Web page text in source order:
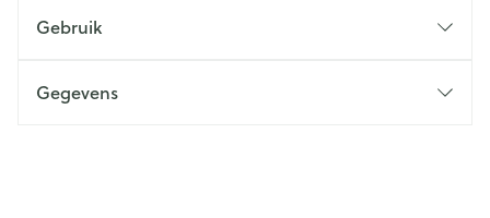
Gebruik
Gegevens